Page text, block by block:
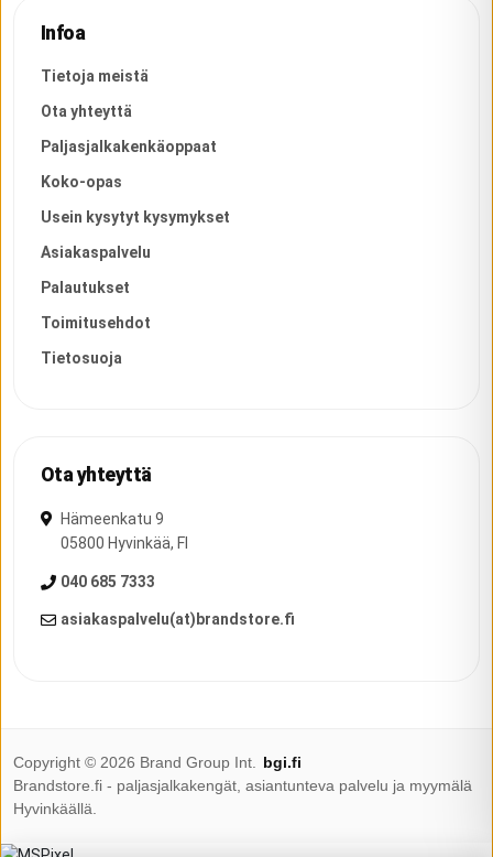
Infoa
Tietoja meistä
Ota yhteyttä
Paljasjalkakenkäoppaat
Koko-opas
Usein kysytyt kysymykset
Asiakaspalvelu
Palautukset
Toimitusehdot
Tietosuoja
Ota yhteyttä
Hämeenkatu 9
05800 Hyvinkää, FI
040 685 7333
asiakaspalvelu(at)brandstore.fi
Copyright © 2026 Brand Group Int.
bgi.fi
Brandstore.fi - paljasjalkakengät, asiantunteva palvelu ja myymälä
Hyvinkäällä.